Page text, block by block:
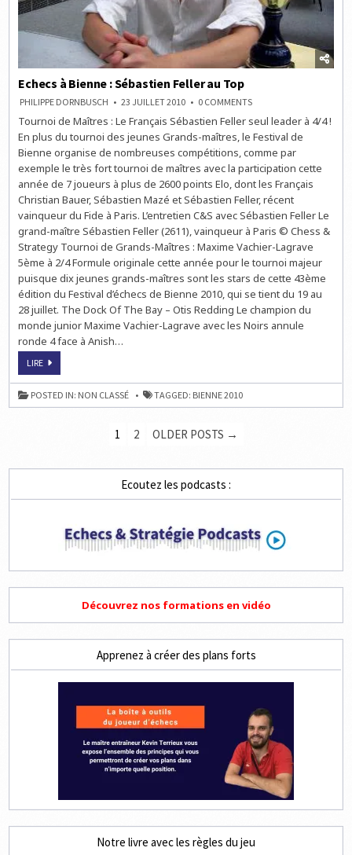
Echecs à Bienne : Sébastien Feller au Top
PHILIPPE DORNBUSCH 23 JUILLET 2010 0 COMMENTSON
À
:
FELLER
AU
TOP
Tournoi de Maîtres : Le Français Sébastien Feller seul leader à 4/4 !
En plus du tournoi des jeunes Grands-maîtres, le Festival de
Bienne organise de nombreuses compétitions, comme par
exemple le très fort tournoi de maîtres avec la participation cette
année de 7 joueurs à plus de 2600 points Elo, dont les Français
Christian Bauer, Sébastien Mazé et Sébastien Feller, récent
vainqueur du Fide à Paris. L’entretien C&S avec Sébastien Feller Le
grand-maître Sébastien Feller (2611), vainqueur à Paris © Chess &
Strategy Tournoi de Grands-Maîtres : Maxime Vachier-Lagrave
5ème à 2/4 Formule originale cette année pour le tournoi majeur
puisque dix jeunes grands-maîtres sont les stars de cette 43ème
édition du Festival d’échecs de Bienne 2010, qui se tient du 19 au
28 juillet. The Dock Of The Bay – Otis Redding Le champion du
monde junior Maxime Vachier-Lagrave avec les Noirs annule
ronde 4 face à Anish…
LIREECHECS
BIENNE
:
SÉBASTIEN
FELLER
POSTED IN: NON CLASSÉ TAGGED: BIENNE 2010
PAGINATION
PUBLICATIONS
1 2 OLDER POSTS →
Ecoutez les podcasts :
Découvrez nos formations en vidéo
Apprenez à créer des plans forts
Notre livre avec les règles du jeu